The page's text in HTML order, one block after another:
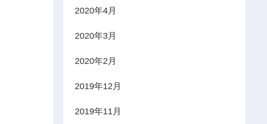
2020年4月
2020年3月
2020年2月
2019年12月
2019年11月